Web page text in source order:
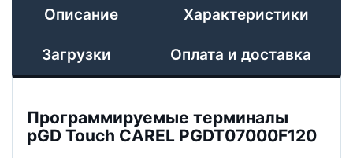
Описание Характеристики
Загрузки Оплата и доставка
Программируемые терминалы
pGD Touch CAREL PGDT07000F120